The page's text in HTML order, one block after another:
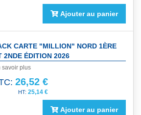
Ajouter au panier
CARTE "MILLION" NORD 1ÈRE
2NDE ÉDITION 2026
savoir plus
26,52 €
25,14 €
Ajouter au panier